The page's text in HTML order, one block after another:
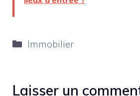
Catégories
Immobilier
Laisser un